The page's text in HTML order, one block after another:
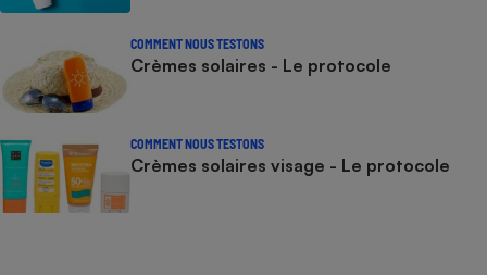
COMMENT NOUS TESTONS
Crèmes solaires - Le protocole
COMMENT NOUS TESTONS
Crèmes solaires visage - Le protocole